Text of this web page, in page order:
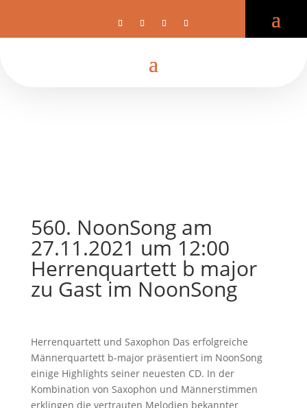
560. NoonSong am
27.11.2021 um 12:00
Herrenquartett b major
zu Gast im NoonSong
Herrenquartett und Saxophon Das erfolgreiche
Männerquartett b-major präsentiert im NoonSong
einige Highlights seiner neuesten CD. In der
Kombination von Saxophon und Männerstimmen
erklingen die vertrauten Melodien bekannter